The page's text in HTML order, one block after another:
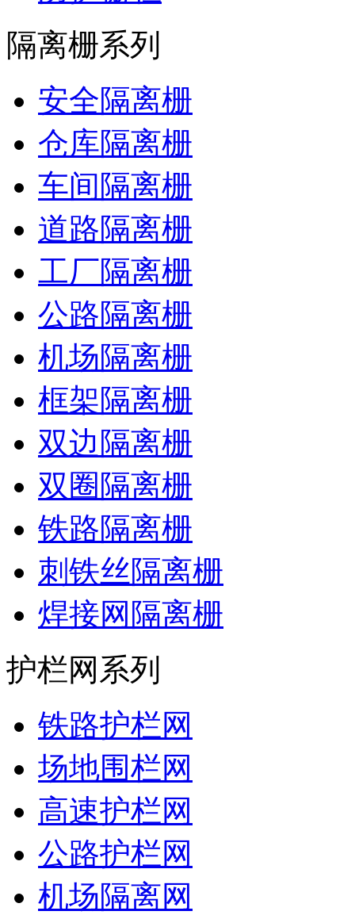
隔离栅系列
安全隔离栅
仓库隔离栅
车间隔离栅
道路隔离栅
工厂隔离栅
公路隔离栅
机场隔离栅
框架隔离栅
双边隔离栅
双圈隔离栅
铁路隔离栅
刺铁丝隔离栅
焊接网隔离栅
护栏网系列
铁路护栏网
场地围栏网
高速护栏网
公路护栏网
机场隔离网